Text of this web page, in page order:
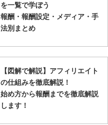
を一覧で学ぼう
報酬・報酬設定・メディア・手
法別まとめ
【図解で解説】アフィリエイト
の仕組みを徹底解説！
始め方から報酬までを徹底解説
します！